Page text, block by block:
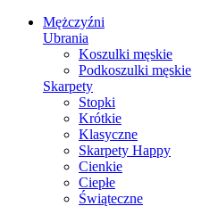
Mężczyźni
Ubrania
Koszulki męskie
Podkoszulki męskie
Skarpety
Stopki
Krótkie
Klasyczne
Skarpety Happy
Cienkie
Ciepłe
Świąteczne